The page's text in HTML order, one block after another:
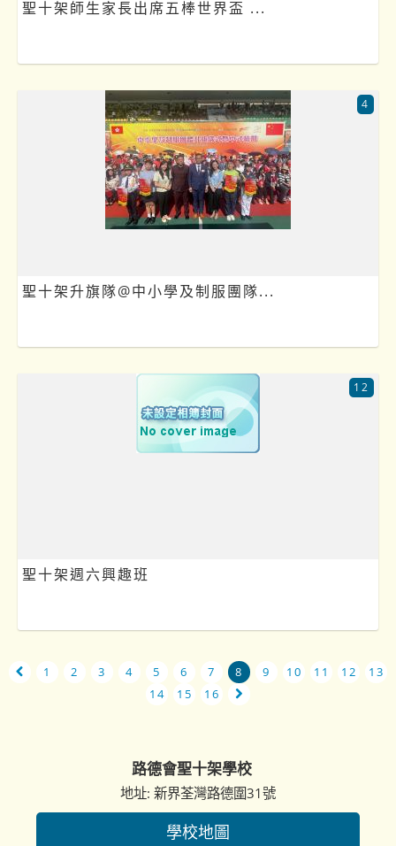
聖十架師生家長出席五棒世界盃 ...
聖十架升旗隊@中小學及制服團隊...
4
聖十架週六興趣班
12
1 2 3 4 5 6 7 8 9 10 11 12
13
14
15 16
路德會聖十架學校
地址: 新界荃灣路德圍31號
學校地圖